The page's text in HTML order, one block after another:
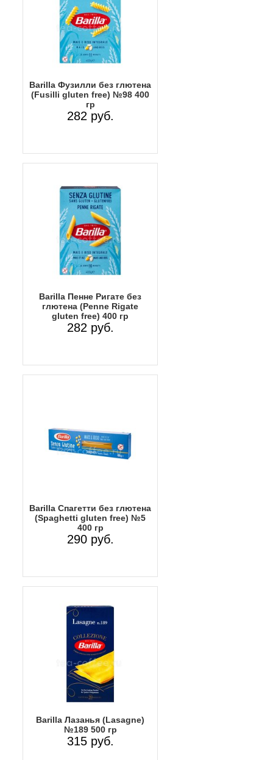
Barilla Фузилли без глютена
(Fusilli gluten free) №98 400
гр
282 руб.
Barilla Пенне Ригате без
глютена (Penne Rigate
gluten free) 400 гр
282 руб.
Barilla Спагетти без глютена
(Spaghetti gluten free) №5
400 гр
290 руб.
Barilla Лазанья (Lasagne)
№189 500 гр
315 руб.